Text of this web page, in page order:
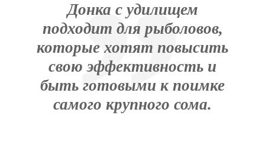
Донка с удилищем
подходит для рыболовов,
которые хотят повысить
свою эффективность и
быть готовыми к поимке
самого крупного сома.